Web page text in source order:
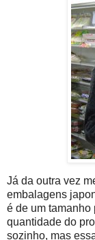
Já da outra vez
embalagens
é de um tamanho
quantidade do
sozinho, mas